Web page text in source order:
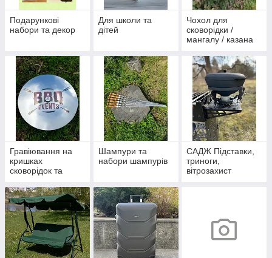
Подарункові
набори та декор
Для школи та
дітей
Чохол для
сковорідки /
мангалу / казана
Гравіювання на
кришках
сковорідок та
Шампури та
набори шампурів
САДЖ Підставки,
триноги,
вітрозахист